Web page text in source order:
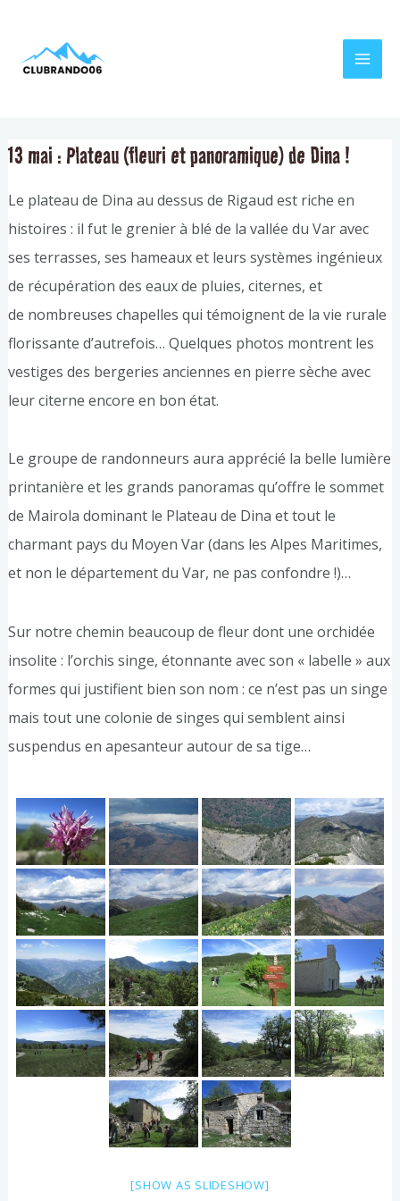
contenu
13 mai : Plateau (fleuri et panoramique) de Dina !
Le plateau de Dina au dessus de Rigaud est riche en
histoires : il fut le grenier à blé de la vallée du Var avec
ses terrasses, ses hameaux et leurs systèmes ingénieux
de récupération des eaux de pluies, citernes, et
de nombreuses chapelles qui témoignent de la vie rurale
florissante d’autrefois… Quelques photos montrent les
vestiges des bergeries anciennes en pierre sèche avec
leur citerne encore en bon état.
Le groupe de randonneurs aura apprécié la belle lumière
printanière et les grands panoramas qu’offre le sommet
de Mairola dominant le Plateau de Dina et tout le
charmant pays du Moyen Var (dans les Alpes Maritimes,
et non le département du Var, ne pas confondre !)…
Sur notre chemin beaucoup de fleur dont une orchidée
insolite : l’orchis singe, étonnante avec son « labelle » aux
formes qui justifient bien son nom : ce n’est pas un singe
mais tout une colonie de singes qui semblent ainsi
suspendus en apesanteur autour de sa tige…
[SHOW AS SLIDESHOW]
de
l’article